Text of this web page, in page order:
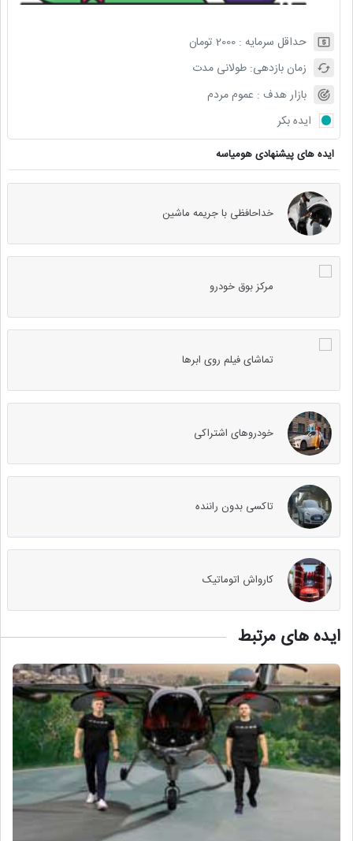
حداقل سرمایه :2000 تومان
زمان بازدهی:طولانی مدت
بازار هدف : عموم مردم
ایده بکر
ایده های پیشنهادی هومیاسه
خداحافظی با جریمه ماشین
مرکز بوق خودرو
تماشای فیلم روی ابرها
خودروهای اشتراکی
تاکسی بدون راننده
کارواش اتوماتیک
ایده های مرتبط